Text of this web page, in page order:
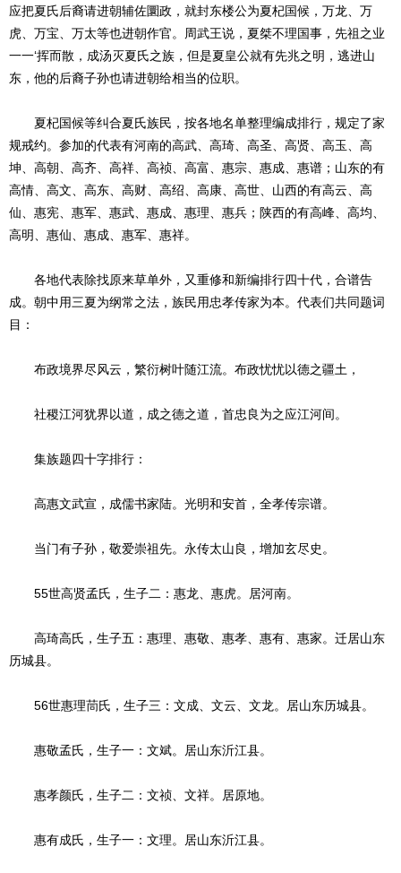
应把夏氏后裔请进朝辅佐圜政，就封东楼公为夏杞国候，万龙、万
虎、万宝、万太等也进朝作官。周武王说，夏桀不理国事，先祖之业
一一‘挥而散，成汤灭夏氏之族，但是夏皇公就有先兆之明，逃进山
东，他的后裔子孙也请进朝给相当的位职。
夏杞国候等纠合夏氏族民，按各地名单整理编成排行，规定了家
规戒约。参加的代表有河南的高武、高琦、高圣、高贤、高玉、高
坤、高朝、高齐、高祥、高祯、高富、惠宗、惠成、惠谱；山东的有
高情、高文、高东、高财、高绍、高康、高世、山西的有高云、高
仙、惠宪、惠军、惠武、惠成、惠理、惠兵；陕西的有高峰、高均、
高明、惠仙、惠成、惠军、惠祥。
各地代表除找原来草单外，又重修和新编排行四十代，合谱告
成。朝中用三夏为纲常之法，族民用忠孝传家为本。代表们共同题词
目：
布政境界尽风云，繁衍树叶随江流。布政忧忧以德之疆土，
社稷江河犹界以道，成之德之道，首忠良为之应江河间。
集族题四十字排行：
高惠文武宣，成儒书家陆。光明和安首，全孝传宗谱。
当门有子孙，敬爱崇祖先。永传太山良，增加玄尽史。
55世高贤孟氏，生子二：惠龙、惠虎。居河南。
高琦高氏，生子五：惠理、惠敬、惠孝、惠有、惠家。迁居山东
历城县。
56世惠理茼氏，生子三：文成、文云、文龙。居山东历城县。
惠敬孟氏，生子一：文斌。居山东沂江县。
惠孝颜氏，生子二：文祯、文祥。居原地。
惠有成氏，生子一：文理。居山东沂江县。